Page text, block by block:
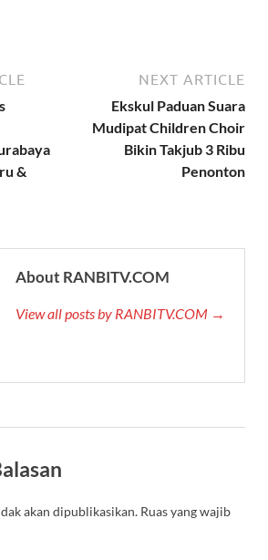
&
NEXT ARTICLE
Ekskul Paduan Suara
Mudipat Children Choir
Bikin Takjub 3 Ribu
Penonton
About RANBITV.COM
View all posts by RANBITV.COM →
akan dipublikasikan. Ruas yang wajib